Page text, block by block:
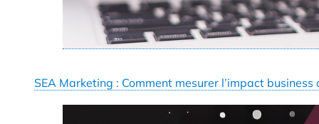
SEA Marketing : Comment mesurer l’impact